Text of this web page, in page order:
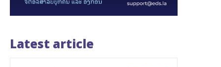
Latest article